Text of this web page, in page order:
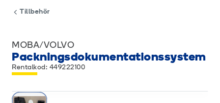
Tillbehör
MOBA/VOLVO
Packningsdokumentationssystem
Rentalkod: 449222100